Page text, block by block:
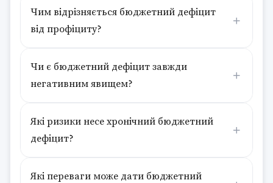
Чим відрізняється бюджетний дефіцит
від профіциту?
Чи є бюджетний дефіцит завжди
негативним явищем?
Які ризики несе хронічний бюджетний
дефіцит?
Які переваги може дати бюджетний